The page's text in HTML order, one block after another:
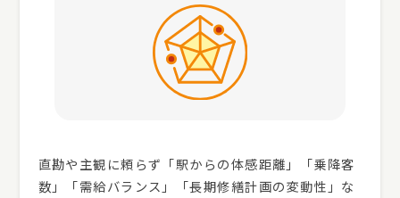
直勘や主観に頼らず「駅からの体感距離」「乗降客
数」「需給バランス」「長期修繕計画の変動性」な